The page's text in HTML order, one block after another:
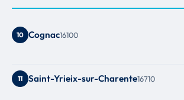
10 Cognac16100
11 Saint-Yrieix-sur-Charente16710